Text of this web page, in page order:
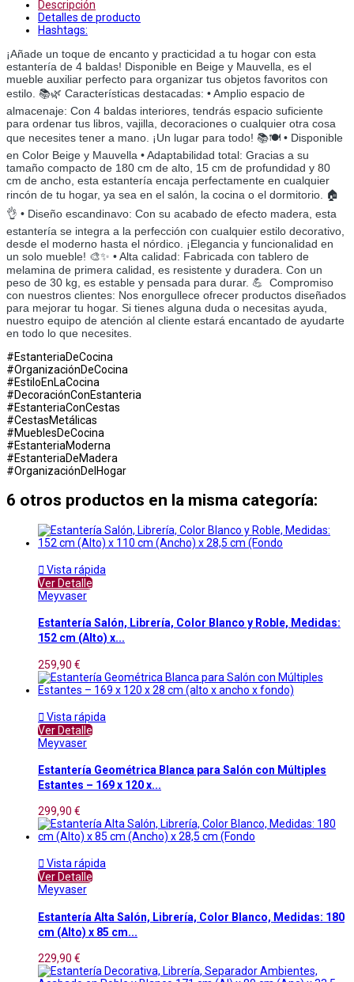
Descripción
Detalles de producto
Hashtags:
¡Añade un toque de encanto y practicidad a tu hogar con esta
estantería de 4 baldas! Disponible en Beige y Mauvella, es el
mueble auxiliar perfecto para organizar tus objetos favoritos con
estilo. 📚🌿 Características destacadas: • Amplio espacio de
almacenaje: Con 4 baldas interiores, tendrás espacio suficiente
para ordenar tus libros, vajilla, decoraciones o cualquier otra cosa
que necesites tener a mano. ¡Un lugar para todo! 📚🍽️ • Disponible
en Color Beige y Mauvella • Adaptabilidad total: Gracias a su
tamaño compacto de 180 cm de alto, 15 cm de profundidad y 80
cm de ancho, esta estantería encaja perfectamente en cualquier
rincón de tu hogar, ya sea en el salón, la cocina o el dormitorio. 🏠
👌 • Diseño escandinavo: Con su acabado de efecto madera, esta
estantería se integra a la perfección con cualquier estilo decorativo,
desde el moderno hasta el nórdico. ¡Elegancia y funcionalidad en
un solo mueble! 🎨✨ • Alta calidad: Fabricada con tablero de
melamina de primera calidad, es resistente y duradera. Con un
peso de 30 kg, es estable y pensada para durar. 💪 ­ Compromiso
con nuestros clientes: Nos enorgullece ofrecer productos diseñados
para mejorar tu hogar. Si tienes alguna duda o necesitas ayuda,
nuestro equipo de atención al cliente estará encantado de ayudarte
en todo lo que necesites.
#EstanteriaDeCocina
#OrganizaciónDeCocina
#EstiloEnLaCocina
#DecoraciónConEstanteria
#EstanteriaConCestas
#CestasMetálicas
#MueblesDeCocina
#EstanteriaModerna
#EstanteriaDeMadera
#OrganizaciónDelHogar
6 otros productos en la misma categoría:
 Vista rápida
Ver Detalle
Meyvaser
Estantería Salón, Librería, Color Blanco y Roble, Medidas:
152 cm (Alto) x...
259,90 €
 Vista rápida
Ver Detalle
Meyvaser
Estantería Geométrica Blanca para Salón con Múltiples
Estantes – 169 x 120 x...
299,90 €
 Vista rápida
Ver Detalle
Meyvaser
Estantería Alta Salón, Librería, Color Blanco, Medidas: 180
cm (Alto) x 85 cm...
229,90 €